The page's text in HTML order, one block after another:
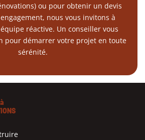
ou pour obtenir un devis
nous vous invitons à
réactive. Un conseiller vous
pour démarrer votre projet en toute
sérénité.